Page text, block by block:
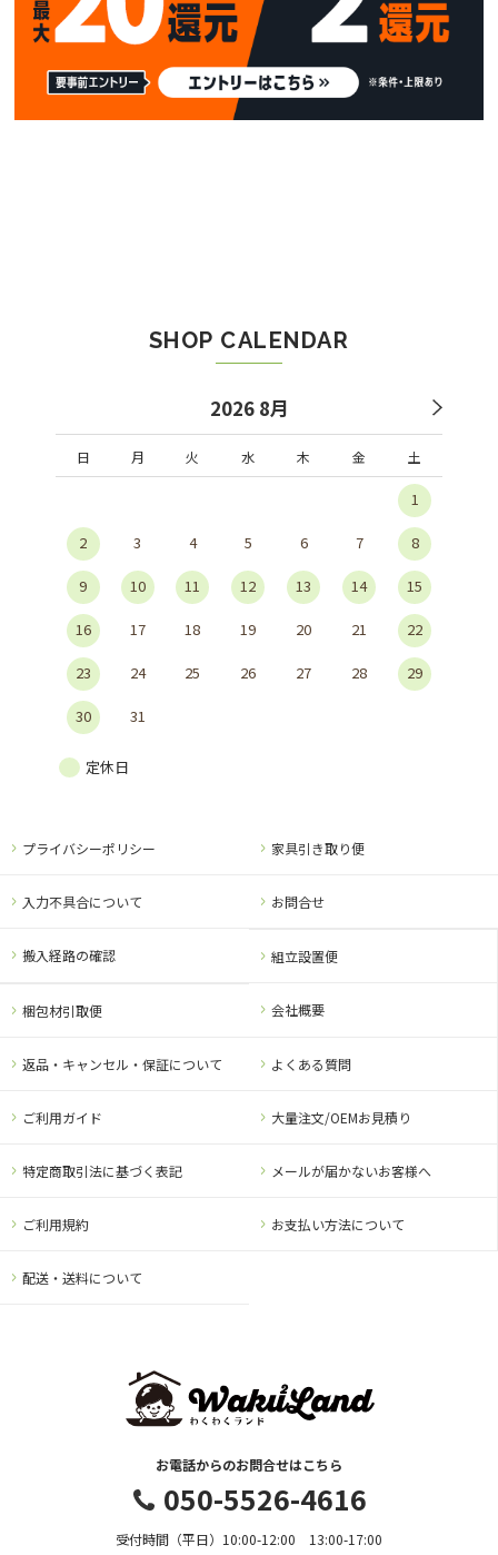
SHOP CALENDAR
2026 8月
日 月 火 水 木 金 土
1
2 3 4 5 6 7 8
9 10 11 12 13 14 15
16 17 18 19 20 21 22
23 24 25 26 27 28 29
30 31
定休日
お電話からのお問合せはこちら
050-5526-4616
受付時間（平日）10:00-12:00 13:00-17:00
組立設置便
ご利用ガイド
ご利用規約
会社概要
大量注文/OEMお見積り
お支払い方法について
よくある質問
特定商取引法に基づく表記
配送・送料について
梱包材引取便
メールが届かないお客様へ
返品・キャンセル・保証について
プライバシーポリシー 家具引き取り便
入力不具合について お問合せ
搬入経路の確認